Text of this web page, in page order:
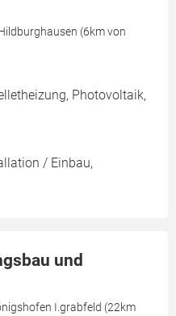
(6km von
Photovoltaik,
/ Einbau,
und
I.grabfeld (22km